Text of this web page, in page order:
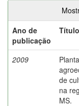
Ano de
publicação
Título
2009
de
na
MS.